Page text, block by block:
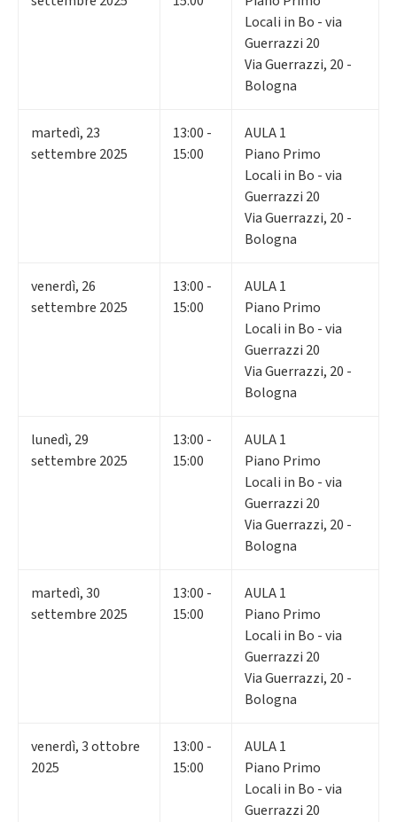
Locali in Bo - via
Guerrazzi 20
Via Guerrazzi, 20 -
Bologna
martedì, 23
settembre 2025
13:00 -
15:00
AULA 1
Piano Primo
Locali in Bo - via
Guerrazzi 20
Via Guerrazzi, 20 -
Bologna
venerdì, 26
settembre 2025
13:00 -
15:00
AULA 1
Piano Primo
Locali in Bo - via
Guerrazzi 20
Via Guerrazzi, 20 -
Bologna
lunedì, 29
settembre 2025
13:00 -
15:00
AULA 1
Piano Primo
Locali in Bo - via
Guerrazzi 20
Via Guerrazzi, 20 -
Bologna
martedì,30
settembre 2025
13:00 -
15:00
AULA 1
Piano Primo
Locali in Bo - via
Guerrazzi 20
Via Guerrazzi, 20 -
Bologna
venerdì,3ottobre
2025
13:00 -
15:00
AULA 1
Piano Primo
Locali in Bo - via
Guerrazzi 20